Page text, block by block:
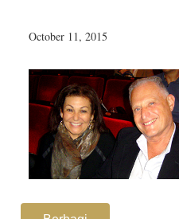
October 11, 2015